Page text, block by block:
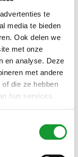
te
media te bieden
Ook delen we
met onze
en analyse. Deze
met andere
die ze hebben
hun services.
Maastricht
Oosterhout
(2022)
Drachten
(1999)
Tiel
(1999)